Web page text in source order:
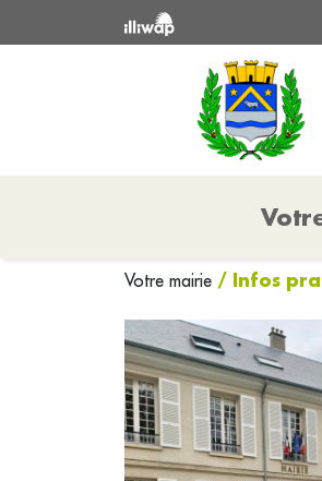
Votre mairie / Infos